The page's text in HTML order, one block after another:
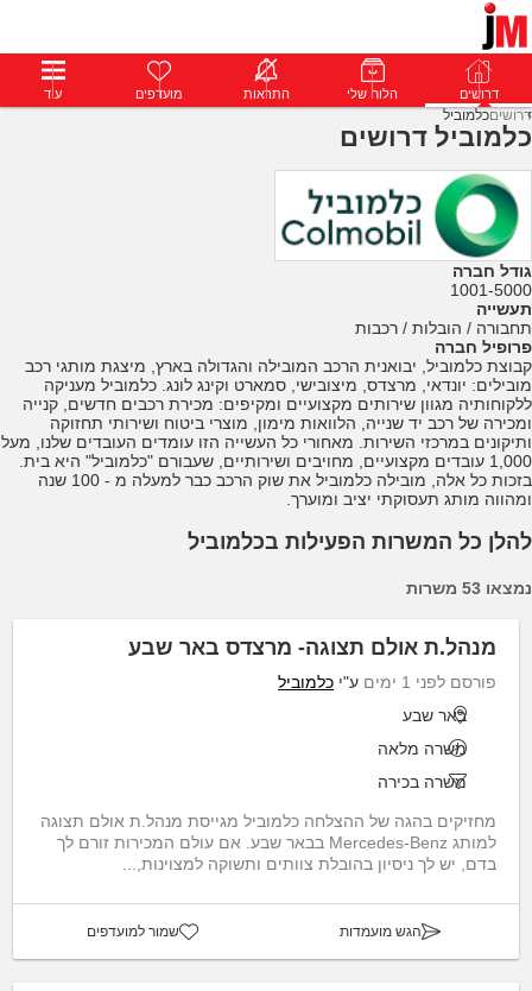
דרושים פרופילים הודעות פרימיום דרושים הלוח שלי התראות מועדפים עוד
דרושיםכלמוביל
כלמוביל דרושים
גודל חברה
1001-5000
תעשייה
תחבורה / הובלות / רכבות
פרופיל חברה
קבוצת כלמוביל, יבואנית הרכב המובילה והגדולה בארץ, מיצגת מותגי רכב
מובילים: יונדאי, מרצדס, מיצובישי, סמארט וקינג לונג. כלמוביל מעניקה
ללקוחותיה מגוון שירותים מקצועיים ומקיפים: מכירת רכבים חדשים, קנייה
ומכירה של רכב יד שנייה, הלוואות מימון, מוצרי ביטוח ושירותי תחזוקה
ותיקונים במרכזי השירות. מאחורי כל העשייה הזו עומדים העובדים שלנו, מעל
1,000 עובדים מקצועיים, מחויבים ושירותיים, שעבורם "כלמוביל" היא בית.
בזכות כל אלה, מובילה כלמוביל את שוק הרכב כבר למעלה מ - 100 שנה
ומהווה מותג תעסוקתי יציב ומוערך.
להלן כל המשרות הפעילות בכלמוביל
נמצאו 53 משרות
מנהל.ת אולם תצוגה- מרצדס באר שבע
פורסם לפני 1 ימים ע"י כלמוביל
באר שבע
משרה מלאה
משרה בכירה
מחזיקים בהגה של ההצלחה כלמוביל מגייסת מנהל.ת אולם תצוגה
למותג Mercedes-Benz בבאר שבע. אם עולם המכירות זורם לך
בדם, יש לך ניסיון בהובלת צוותים ותשוקה למצוינות,...
הגש מועמדות שמור למועדפים